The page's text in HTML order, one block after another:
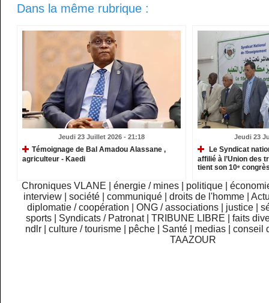
Dans la même rubrique :
Jeudi 23 Juillet 2026 - 21:18
​Témoignage de Bal Amadou Alassane ,
agriculteur - Kaedi
Jeudi 23
Le Syndicat
affilié à l’Union des
tient son 10ᵉ
Chroniques VLANE énergie / mines politique
interview
|société |communiqué |droits de l'homme |
diplomatie / coopération
ONG / associations justice
sports
Syndicats / Patronat TRIBUNE LIBRE
faits
ndlr
|culture / tourisme pêche Santé medias |conseil
TAAZOUR